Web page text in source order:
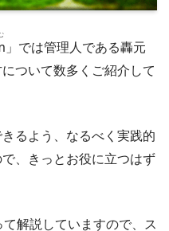
」では管理人である轟元
ついて数多くご紹介して
るよう、なるべく実践的
、きっとお役に立つはず
解説していますので、ス